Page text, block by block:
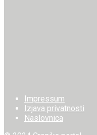
Impressum
Izjava privatnosti
Naslovnica